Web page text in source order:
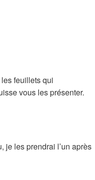
feuillets qui
vous les présenter.
je les prendrai l’un après